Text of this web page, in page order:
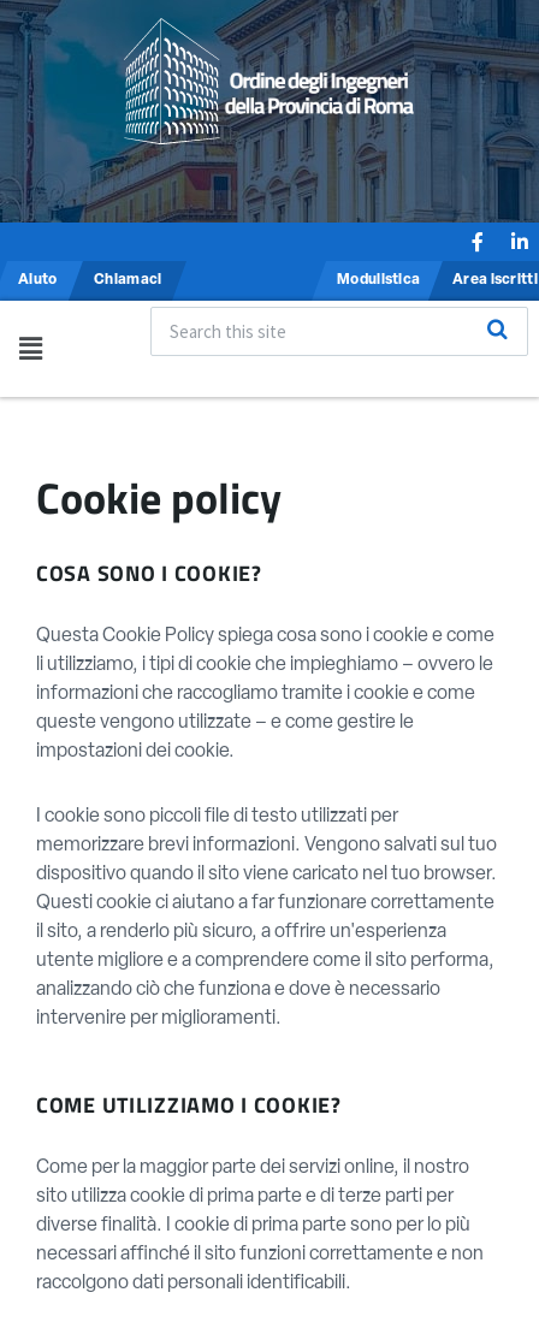
Aiuto Chiamaci Modulistica Area iscritti
Cookie policy
COSA SONO I COOKIE?
Questa Cookie Policy spiega cosa sono i cookie e come
li utilizziamo, i tipi di cookie che impieghiamo – ovvero le
informazioni che raccogliamo tramite i cookie e come
queste vengono utilizzate – e come gestire le
impostazioni dei cookie.
I cookie sono piccoli file di testo utilizzati per
memorizzare brevi informazioni. Vengono salvati sul tuo
dispositivo quando il sito viene caricato nel tuo browser.
Questi cookie ci aiutano a far funzionare correttamente
il sito, a renderlo più sicuro, a offrire un'esperienza
utente migliore e a comprendere come il sito performa,
analizzando ciò che funziona e dove è necessario
intervenire per miglioramenti.
COME UTILIZZIAMO I COOKIE?
Come per la maggior parte dei servizi online, il nostro
sito utilizza cookie di prima parte e di terze parti per
diverse finalità. I cookie di prima parte sono per lo più
necessari affinché il sito funzioni correttamente e non
raccolgono dati personali identificabili.